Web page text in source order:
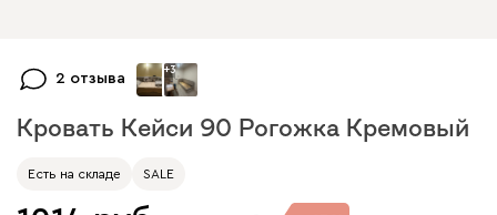
2 отзыва
+3
Кровать Кейси 90 Рогожка Кремовый
Есть на складе SALE